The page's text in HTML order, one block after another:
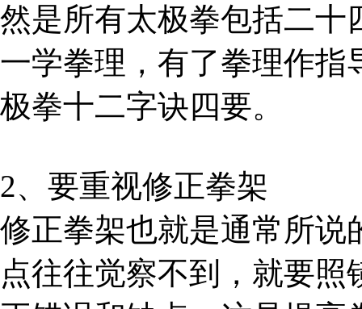
然是所有太极拳包括二十
一学拳理，有了拳理作
极拳十二字诀四要。
2、要重视修正拳架
修正拳架也就是通常所说
点往往觉察不到，就要